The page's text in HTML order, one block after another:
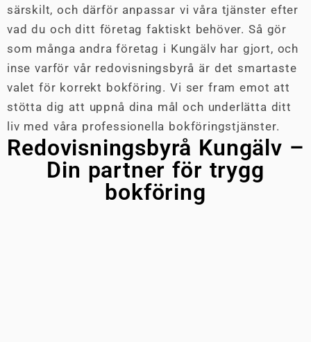
särskilt, och därför anpassar vi våra tjänster efter
vad du och ditt företag faktiskt behöver. Så gör
som många andra företag i Kungälv har gjort, och
inse varför vår redovisningsbyrå är det smartaste
valet för korrekt bokföring. Vi ser fram emot att
stötta dig att uppnå dina mål och underlätta ditt
liv med våra professionella bokföringstjänster.
Redovisningsbyrå Kungälv –
Din partner för trygg
bokföring